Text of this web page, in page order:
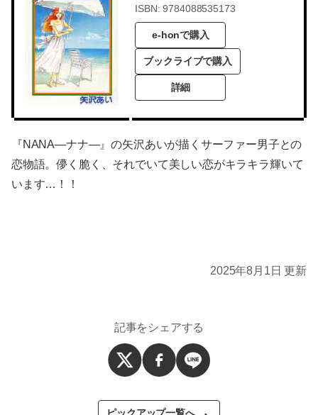
ISBN: 9784088535173
e-honで購入
ブックライブで購入
詳細
『NANA―ナナ―』の矢沢あいが描くサーファー男子との
恋物語。儚く脆く、それでいて美しい恋がキラキラ輝いて
います…！！
2025年8月1日 更新
記事をシェアする